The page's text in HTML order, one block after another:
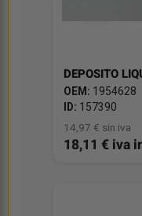
DEPOSITO
OEM: 1954628
ID: 157390
14,97 € sin iva
18,11 € iva